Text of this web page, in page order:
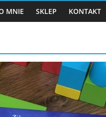
MNIE SKLEP KONTAKT